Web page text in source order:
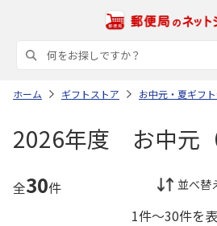
ホーム ギフトストア お中元・夏ギフ
2026年度 お中元（
全30件 並べ替
1件～30件を